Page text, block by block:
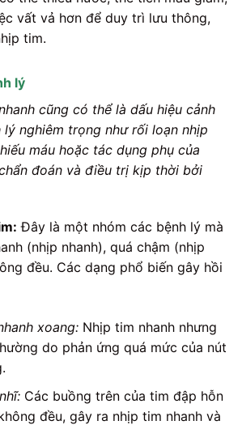
vất vả hơn để duy trì lưu thông,
tim.
lý
cũng có thể là dấu hiệu cảnh
lý nghiêm trọng như rối loạn nhịp
máu hoặc tác dụng phụ của
đoán và điều trị kịp thời bởi
Đây là một nhóm các bệnh lý mà
(nhịp nhanh), quá chậm (nhịp
đều. Các dạng phổ biến gây hồi
xoang:Nhịp tim nhanh nhưng
do phản ứng quá mức của nút
Các buồng trên của tim đập hỗn
đều, gây ra nhịp tim nhanh và